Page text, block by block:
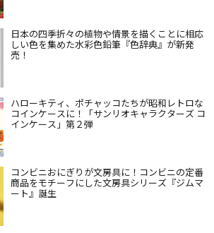
日本の四季折々の植物や情景を描くことに相応
しい色を集めた水彩色鉛筆『色辞典』が新発
売！
ハローキティ、ポチャッコたちが昭和レトロな
コインケースに！「サンリオキャラクターズ コ
インケース」第２弾
コンビニおにぎりが文房具に！コンビニの定番
商品をモチーフにした文房具シリーズ『ジムマ
ート』誕生